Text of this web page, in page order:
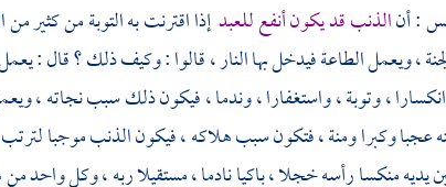
: أنالذنب قد يكون أنفع للعبدإذا اقترنت به التوبة من
، ويعمل الطاعة فيدخل بها النار ، قالوا : وكيف ذلك ؟ قال :
، وتوبة ، واستغفارا ، وندما ، فيكون ذلك سبب نجاته ،
عجبا وكبرا ومنة ، فتكون سبب هلاكه ، فيكون الذنب موجبا
يديه منكسا رأسه خجلا ، باكيا نادما ، مستقيلا ربه ، وكل واحد